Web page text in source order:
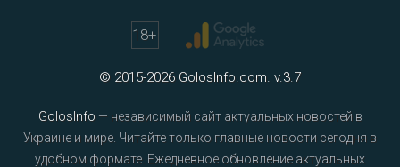
18+
© 2015-2026 GolosInfo.com. v.3.7
GolosInfo — независимый сайт актуальных новостей в
Украине и мире. Читайте только главные новости сегодня в
удобном формате. Ежедневное обновление актуальных